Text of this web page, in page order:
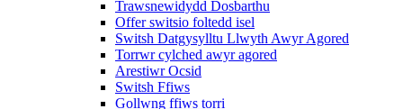
Trawsnewidydd Dosbarthu
Offer switsio foltedd isel
Switsh Datgysylltu Llwyth Awyr Agored
Torrwr cylched awyr agored
Arestiwr Ocsid
Switsh Ffiws
Gollwng ffiws torri